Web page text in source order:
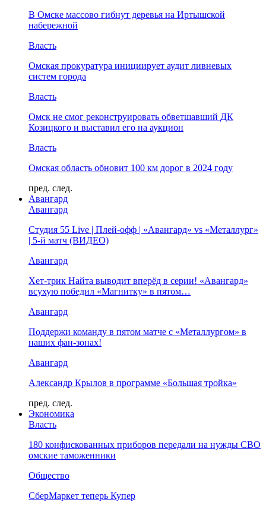
В Омске массово гибнут деревья на Иртышской
набережной
Власть
Омская прокуратура инициирует аудит ливневых
систем города
Власть
Омск не смог реконструировать обветшавший ДК
Козицкого и выставил его на аукцион
Власть
Омская область обновит 100 км дорог в 2024 году
пред. след.
Авангард
Авангард
Студия 55 Live | Плей-офф | «Авангард» vs «Металлург»
| 5-й матч (ВИДЕО)
Авангард
Хет-трик Найта выводит вперёд в серии! «Авангард»
всухую победил «Магнитку» в пятом…
Авангард
Поддержи команду в пятом матче с «Металлургом» в
наших фан-зонах!
Авангард
Александр Крылов в программе «Большая тройка»
пред. след.
Экономика
Власть
180 конфискованных приборов передали на нужды СВО
омские таможенники
Общество
СберМаркет теперь Купер